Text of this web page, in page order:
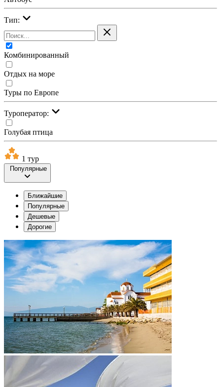
Тип:
Комбинированный
Отдых на море
Туры по Европе
Туроператор:
Голубая птица
1 тур
Популярные
Ближайшие
Популярные
Дешевые
Дорогие